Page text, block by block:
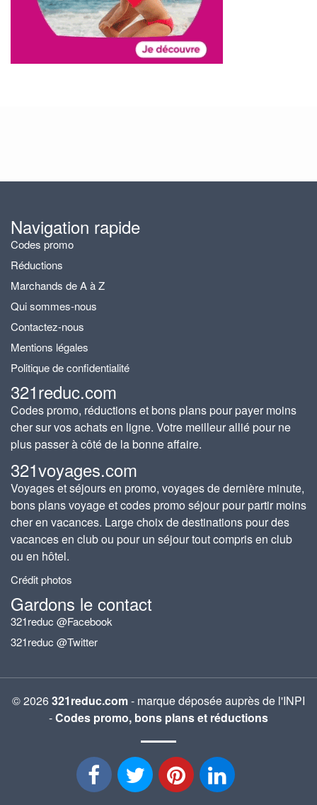
Navigation rapide
Codes promo
Réductions
Marchands de A à Z
Qui sommes-nous
Contactez-nous
Mentions légales
Politique de confidentialité
321reduc.com
Codes promo, réductions et bons plans pour payer moins
cher sur vos achats en ligne. Votre meilleur allié pour ne
plus passer à côté de la bonne affaire.
321voyages.com
Voyages et séjours en promo, voyages de dernière minute,
bons plans voyage et codes promo séjour pour partir moins
cher en vacances. Large choix de destinations pour des
vacances en club ou pour un séjour tout compris en club
ou en hôtel.
Crédit photos
Gardons le contact
321reduc @Facebook
321reduc @Twitter
© 2026321reduc.com- marque déposée auprès de l'INPI
-Codes promo, bons plans et réductions